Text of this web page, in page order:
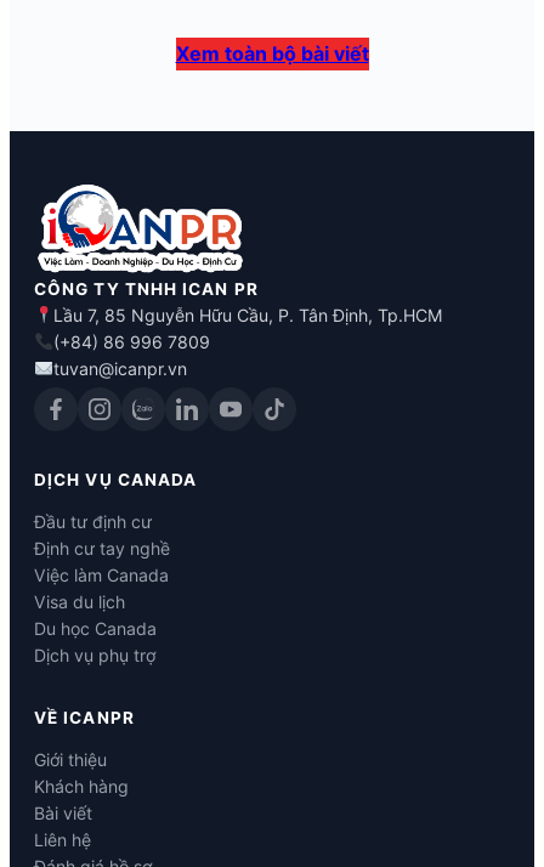
Xem toàn bộ bài viết
CÔNG TY TNHH ICAN PR
Lầu 7, 85 Nguyễn Hữu Cầu, P. Tân Định, Tp.HCM
(+84) 86 996 7809
tuvan@icanpr.vn
DỊCH VỤ CANADA
Đầu tư định cư
Định cư tay nghề
Việc làm Canada
Visa du lịch
Du học Canada
Dịch vụ phụ trợ
VỀ ICANPR
Giới thiệu
Khách hàng
Bài viết
Liên hệ